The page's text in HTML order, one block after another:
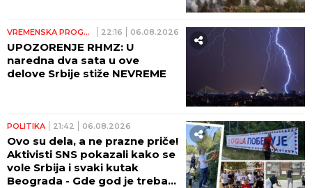
VREMENSKA PROGNOZA 22:16 06.08.2026
UPOZORENJE RHMZ: U
naredna dva sata u ove
delove Srbije stiže NEVREME
POLITIKA 21:42 06.08.2026
Ovo su dela, a ne prazne priče!
Aktivisti SNS pokazali kako se
vole Srbija i svaki kutak
Beograda - Gde god je trebalo